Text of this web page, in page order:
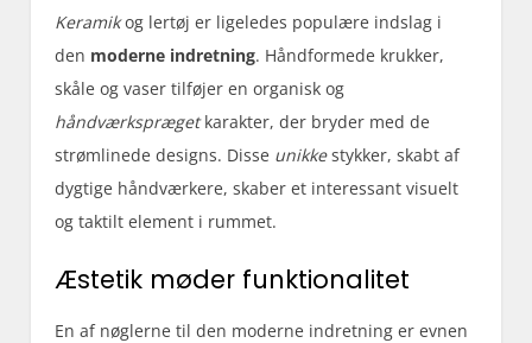
Keramikog lertøj er ligeledes populære indslag i
den moderne indretning. Håndformede krukker,
skåle og vaser tilføjer en organisk og
håndværksprægetkarakter, der bryder med de
strømlinede designs. Disse unikkestykker, skabt af
dygtige håndværkere, skaber et interessant visuelt
og taktilt element i rummet.
Æstetik møder funktionalitet
En af nøglerne til den moderne indretning er evnen